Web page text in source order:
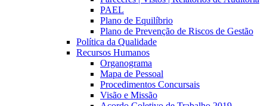
PAEL
Plano de Equilíbrio
Plano de Prevenção de Riscos de Gestão
Política da Qualidade
Recursos Humanos
Organograma
Mapa de Pessoal
Procedimentos Concursais
Visão e Missão